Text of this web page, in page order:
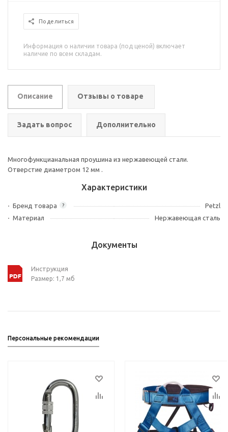
Поделиться
Информация о наличии товара (под ценой) включает
наличие по всем складам.
Описание Отзывы о товаре
Задать вопрос Дополнительно
Многофункцианальная проушина из нержавеющей стали.
Отверстие диаметром 12 мм .
Характеристики
?
Бренд товара
Petzl
Материал
Нержавеющая сталь
Документы
Инструкция
Размер: 1,7 мб
Персональные рекомендации